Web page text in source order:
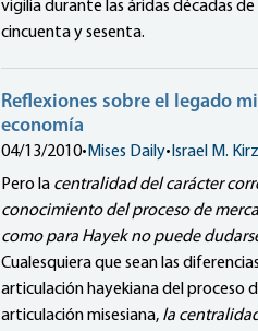
vigilia durante las áridas décadas
cincuenta y sesenta.
Reflexiones sobre el legado
economía
04/13/2010• Mises Daily• Israel M.
Pero la centralidad del carácter
conocimiento del proceso de
como para Hayek no puede
Cualesquiera que sean las
articulación hayekiana del proceso
articulación misesiana, la